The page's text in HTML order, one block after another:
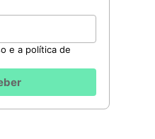
e a política de